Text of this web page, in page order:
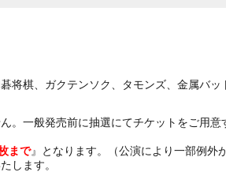
将棋、ガクテンソク、タモンズ、金属バ
。一般発売前に抽選にてチケットをご用
まで』となります。（公演により一部例外
します。